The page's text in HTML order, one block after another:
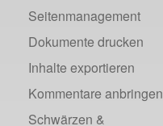
Seitenmanagement
Dokumente drucken
Inhalte exportieren
Kommentare anbringen
Schwärzen &